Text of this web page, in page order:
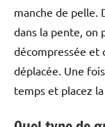
manche de pelle.
dans la pente, on
décompressée et
déplacée. Une
temps et placez